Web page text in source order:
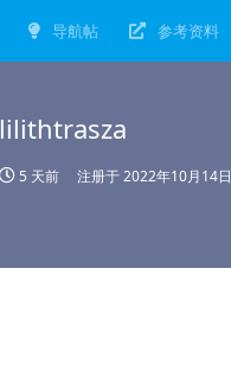
导航帖 参考资料
lilithtrasza
5 天前 注册于2022年10月14日